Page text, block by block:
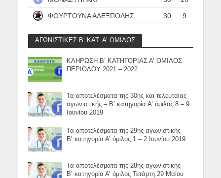
ΦΟΥΡΤΟΥΝΑ ΑΛΕΞΠΟΛΗΣ 30 9
ΑΓΩΝΙΣΤΙΚΕΣ Β’ ΚΑΤ. Α’ ΟΜΙΛΟΣ
ΚΛΗΡΩΣΗ Β’ ΚΑΤΗΓΟΡΙΑΣ Α’ ΟΜΙΛΟΣ
ΠΕΡΙΟΔΟΥ 2021 – 2022
Τα αποτελέσματα της 30ης και τελευταίας
αγωνιστικής – Β’ κατηγορία Α’ όμιλος 8 – 9
Ιουνίου 2019
Τα αποτελέσματα της 29ης αγωνιστικής –
Β’ κατηγορία Α’ όμιλος 1 – 2 Ιουνίου 2019
Τα αποτελέσματα της 28ης αγωνιστικής –
Β’ κατηγορία Α’ όμιλος Τετάρτη 29 Μαΐου